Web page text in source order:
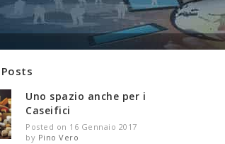
Uno spazio anche per i
Caseifici
Posted on 16 Gennaio 2017
by Pino Vero